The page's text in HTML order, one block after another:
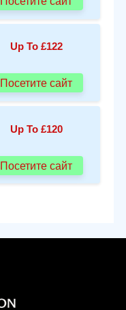
Up To £122
Посетите сайт
Up To £120
Посетите сайт